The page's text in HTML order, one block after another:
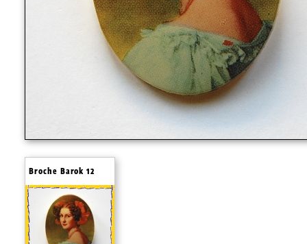
Broche Barok 12